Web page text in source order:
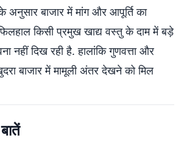
के अनुसार बाजार में मांग और आपूर्ति का
किसी प्रमुख खाद्य वस्तु के दाम में बड़े
नहीं दिख रही है. हालांकि गुणवत्ता और
बाजार में मामूली अंतर देखने को मिल